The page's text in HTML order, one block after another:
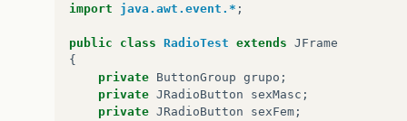
import
java.awt.event.* ;
public class RadioTest extends JFrame
{
private ButtonGroup grupo ;
private JRadioButton sexMasc ;
private JRadioButton sexFem ;